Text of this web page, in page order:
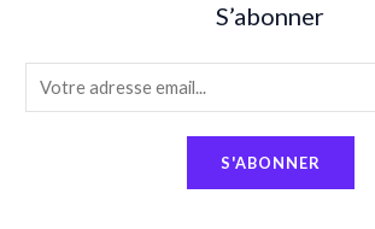
S’abonner
m
S'ABONNER